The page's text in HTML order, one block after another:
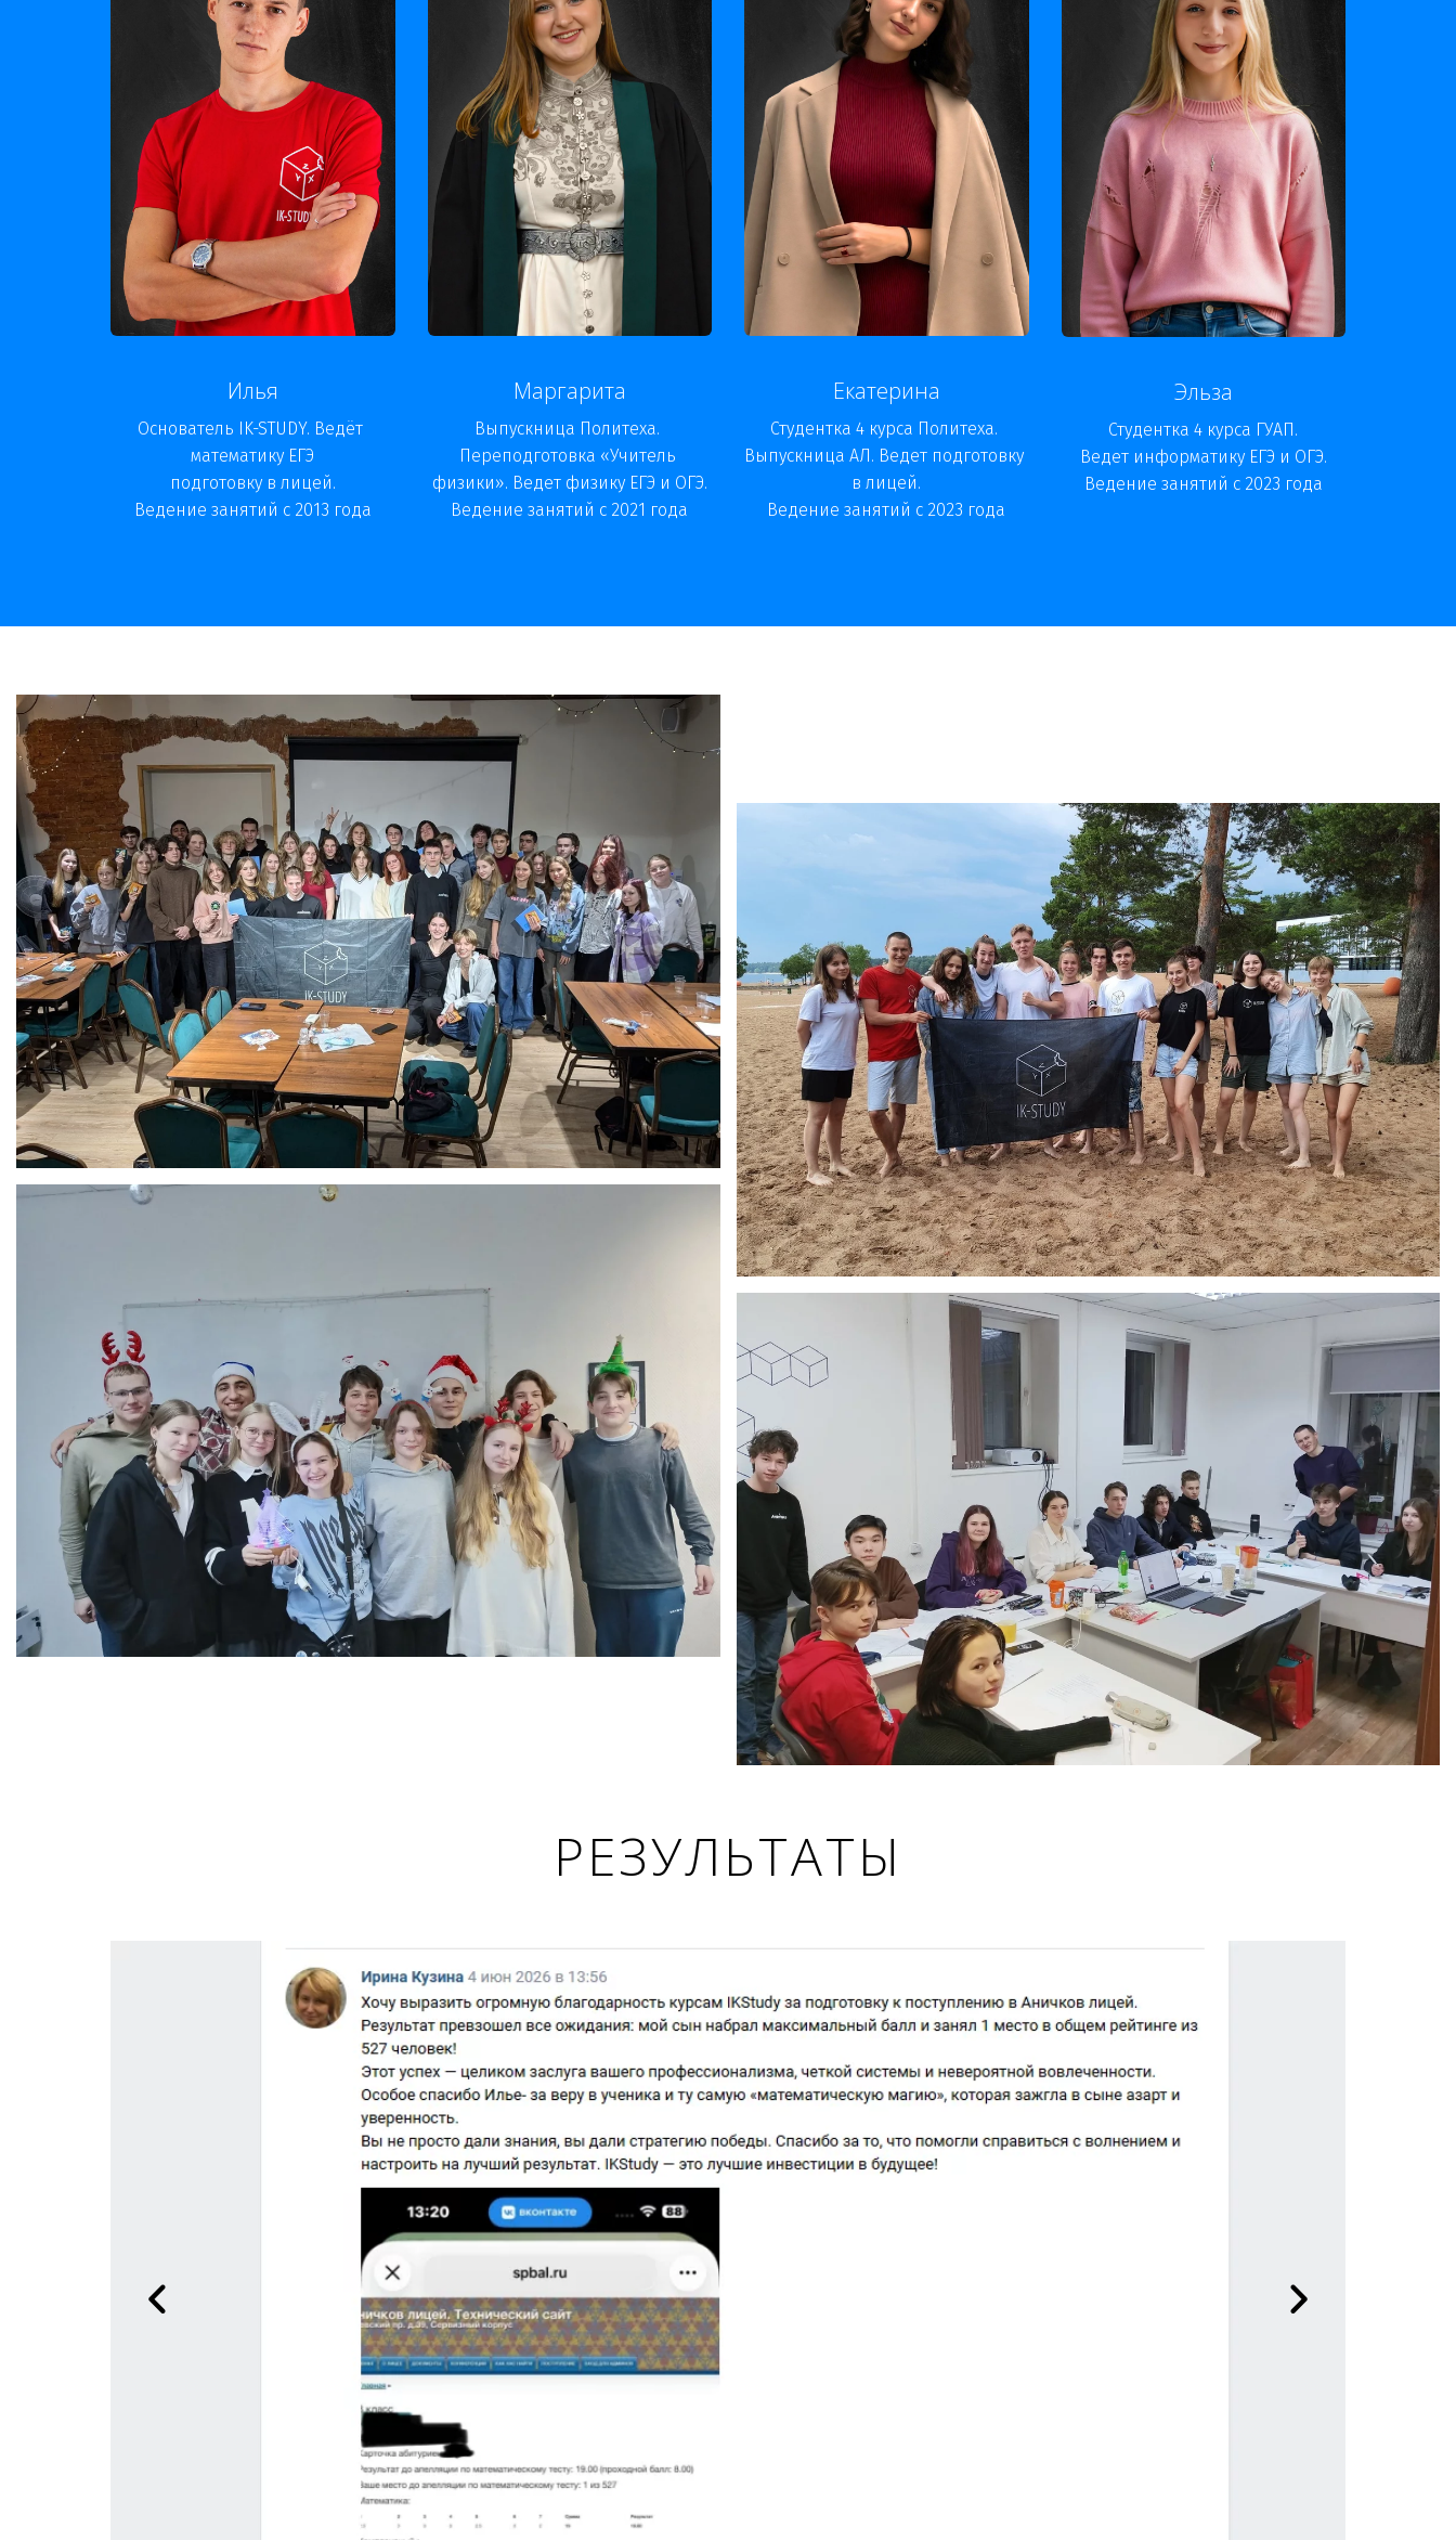
Илья
Основатель IK-STUDY. Ведёт
математику ЕГЭ
подготовку в лицей.
Ведение занятий с 2013 года
Маргарита
Выпускница Политеха.
Переподготовка «Учитель
физики». Ведет физику ЕГЭ и ОГЭ.
Ведение занятий с 2021 года
Екатерина
Студентка 4 курса Политеха.
Выпускница АЛ. Ведет подготовку
в лицей.
Ведение занятий с 2023 года
Эльза
Студентка 4 курса ГУАП.
Ведет информатику ЕГЭ и ОГЭ.
Ведение занятий с 2023 года
РЕЗУЛЬТАТЫ